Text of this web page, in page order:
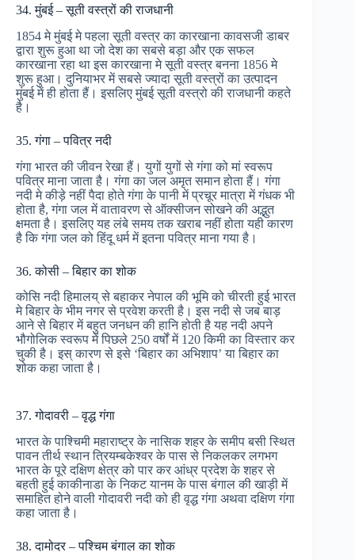
34. मुंबई – सूती वस्त्रों की राजधानी
1854 मे मुंबई मे पहला सूती वस्त्र का कारखाना कावसजी डाबर
द्वारा शुरू हुआ था जो देश का सबसे बड़ा और एक सफल
कारखाना रहा था इस कारखाना मे सूती वस्त्र बनना 1856 मे
शुरू हुआ। दुनियाभर में सबसे ज्यादा सूती वस्त्रों का उत्पादन
मुंबई में ही होता हैं। इसलिए मुंबई सूती वस्त्रो की राजधानी कहते
है।
35. गंगा – पवित्र नदी
गंगा भारत की जीवन रेखा हैं। युगों युगों से गंगा को मां स्वरूप
पवित्र माना जाता है। गंगा का जल अमृत समान होता हैं। गंगा
नदी मे कीड़े नहीं पैदा होते गंगा के पानी में प्रचूर मात्रा में गंधक भी
होता है, गंगा जल में वातावरण से ऑक्सीजन सोखने की अद्भुत
क्षमता है। इसलिए यह लंबे समय तक खराब नहीं होता यही कारण
है कि गंगा जल को हिंदू धर्म में इतना पवित्र माना गया है।
36. कोसी – बिहार का शोक
‌कोसि नदी हिमालय् से बहाकर नेपाल की भूमि को चीरती हुई भारत
मे बिहार के भीम नगर से प्रवेश करती है। इस नदी से जब बाड़
आने से बिहार में बहुत जनधन की हानि होती है यह नदी अपने
भौगोलिक स्वरूप में पिछले 250 वर्षों में 120 किमी का विस्तार कर
चुकी है। इस् कारण से इसे ‘बिहार का अभिशाप’ या बिहार का
शोक कहा जाता है।
37. गोदावरी – वृद्ध गंगा
भारत के पाश्चिमी महाराष्ट्र के नासिक शहर के समीप बसी स्थित
पावन तीर्थ स्थान त्रियम्बकेश्वर के पास से निकलकर लगभग
भारत के पूरे दक्षिण क्षेत्र को पार कर आंध्र प्रदेश के शहर से
बहती हुई काकीनाडा के निकट यानम के पास बंगाल की खाड़ी में
समाहित होने वाली गोदावरी नदी को ही वृद्ध गंगा अथवा दक्षिण गंगा
कहा जाता है।
38. दामोदर – पश्चिम बंगाल का शोक